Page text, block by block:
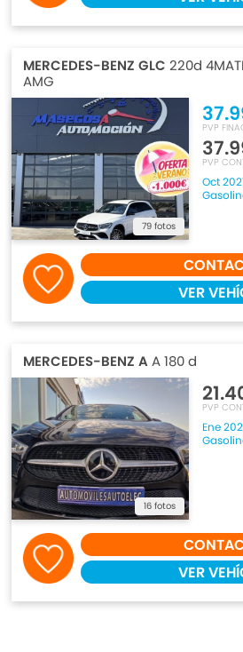
MERCEDES-BENZ GLC 220d
AMG
79 fotos
PVP
PVP
Oct
VER
MERCEDES-BENZ AA 180 d
16 fotos
PVP
Ene
VER